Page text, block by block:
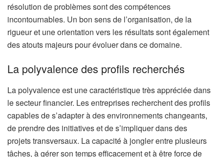
résolution de problèmes sont des compétences
incontournables. Un bon sens de l’organisation, de la
rigueur et une orientation vers les résultats sont également
des atouts majeurs pour évoluer dans ce domaine.
La polyvalence des profils recherchés
La polyvalence est une caractéristique très appréciée dans
le secteur financier. Les entreprises recherchent des profils
capables de s’adapter à des environnements changeants,
de prendre des initiatives et de s’impliquer dans des
projets transversaux. La capacité à jongler entre plusieurs
tâches, à gérer son temps efficacement et à être force de